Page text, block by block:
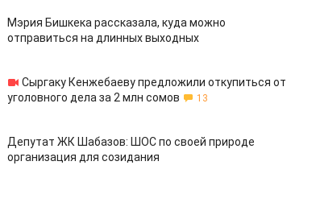
Мэрия Бишкека рассказала, куда можно
отправиться на длинных выходных
Сыргаку Кенжебаеву предложили откупиться от
уголовного дела за 2 млн сомов
13
Депутат ЖК Шабазов: ШОС по своей природе
организация для созидания